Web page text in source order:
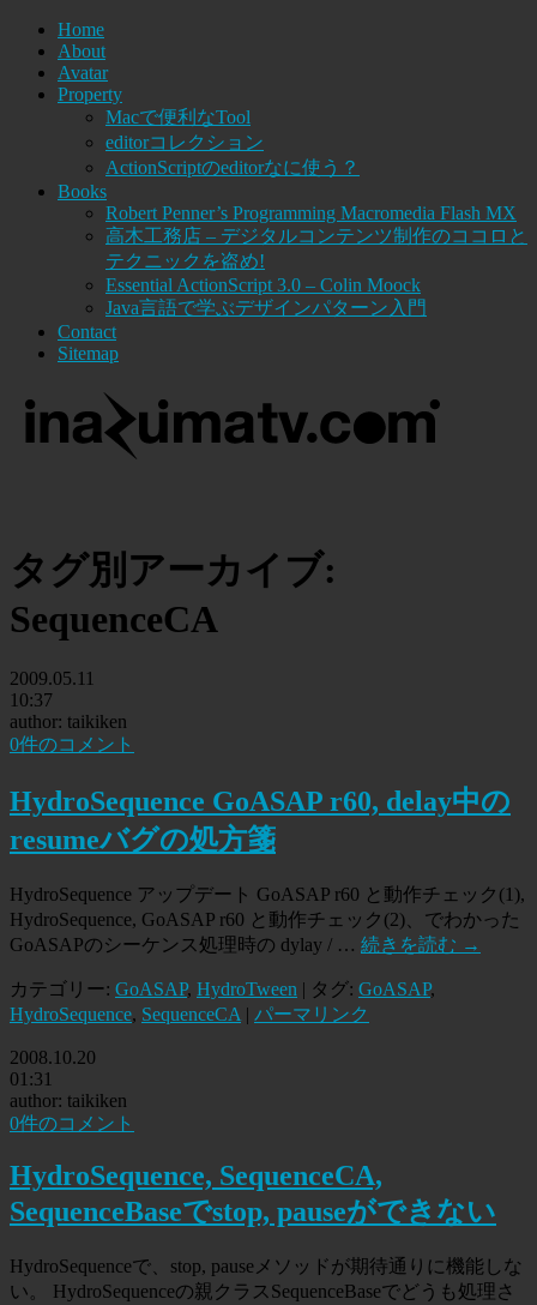
Home
About
Avatar
Property
Macで便利なTool
editorコレクション
ActionScriptのeditorなに使う？
Books
Robert Penner’s Programming Macromedia Flash MX
高木工務店 – デジタルコンテンツ制作のココロと
テクニックを盗め!
Essential ActionScript 3.0 – Colin Moock
Java言語で学ぶデザインパターン入門
Contact
Sitemap
タグ別アーカイブ:
SequenceCA
2009.05.11
10:37
author: taikiken
0件のコメント
HydroSequence GoASAP r60, delay中の
resumeバグの処方箋
HydroSequence アップデート GoASAP r60 と動作チェック(1),
HydroSequence, GoASAP r60 と動作チェック(2)、でわかった
GoASAPのシーケンス処理時の dylay / … 続きを読む →
カテゴリー: GoASAP, HydroTween | タグ: GoASAP,
HydroSequence, SequenceCA | パーマリンク
2008.10.20
01:31
author: taikiken
0件のコメント
HydroSequence, SequenceCA,
SequenceBaseでstop, pauseができない
HydroSequenceで、stop, pauseメソッドが期待通りに機能しな
い。 HydroSequenceの親クラスSequenceBaseでどうも処理さ